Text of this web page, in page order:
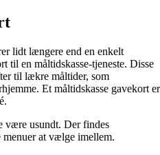
lidt længere end en enkelt
til en måltidskasse-tjeneste. Disse
til lækre måltider, som
Et måltidskasse gavekort er
være usundt. Der findes
at vælge imellem.